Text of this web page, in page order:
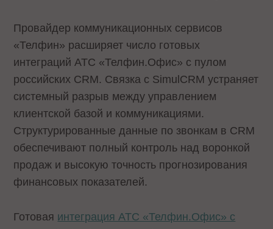
Провайдер коммуникационных сервисов
«Телфин» расширяет число готовых
интеграций АТС «Телфин.Офис» с пулом
российских CRM. Связка с SimulCRM устраняет
системный разрыв между управлением
клиентской базой и коммуникациями.
Структурированные данные по звонкам в CRM
обеспечивают полный контроль над воронкой
продаж и высокую точность прогнозирования
финансовых показателей.
Готовая интеграция АТС «Телфин.Офис» с